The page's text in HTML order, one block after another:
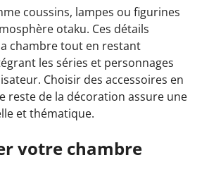
coussins, lampes ou figurines
otaku. Ces détails
chambre tout en restant
les séries et personnages
Choisir des accessoires en
reste de la décoration assure une
et thématique.
votre chambre